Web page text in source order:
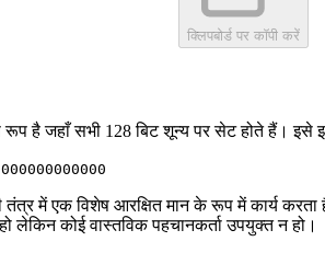
क्लिपबोर्ड पर कॉपी करें
है जहाँ सभी 128 बिट शून्य पर सेट होते हैं। इसे इस
में एक विशेष आरक्षित मान के रूप में कार्य
कोई वास्तविक पहचानकर्ता उपयुक्त न हो।